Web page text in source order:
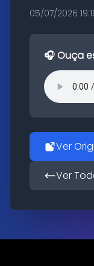
05/07/2026
🎧 Ouça
Ver
Ver